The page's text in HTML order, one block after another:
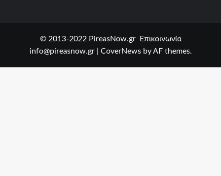
© 2013-2022 PireasNow.gr Επικοινωνία
info@pireasnow.gr
CoverNewsby AF themes.